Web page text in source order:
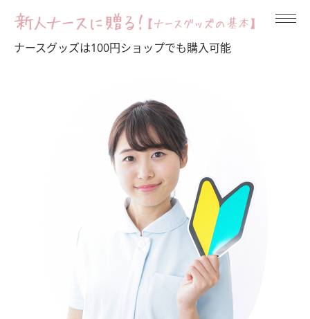
ナースグッズは100円ショップでも購入可能